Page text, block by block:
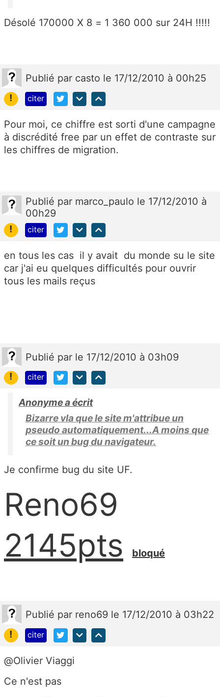
Désolé 170000 X 8 = 1 360 000 sur 24H !!!!!
Publié par casto le 17/12/2010 à 00h25
!
citer
Pour moi, ce chiffre est sorti d'une campagne
à discrédité free par un effet de contraste sur
les chiffres de migration.
Publié par marco_paulo le 17/12/2010 à
00h29
!
citer
en tous les cas il y avait du monde su le site
car j'ai eu quelques difficultés pour ouvrir
tous les mails reçus
Publié par le 17/12/2010 à 03h09
!
citer
Anonyme a écrit
Bizarre vla que le site m'attribue un
pseudo automatiquement...A moins que
ce soit un bug du navigateur.
Je confirme bug du site UF.
Reno69
2145pts
bloqué
Publié par reno69 le 17/12/2010 à 03h22
!
citer
@Olivier Viaggi
Ce n'est pas